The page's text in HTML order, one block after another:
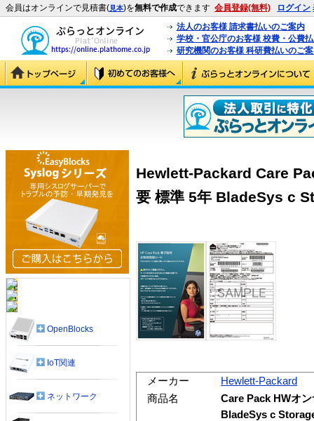
会員はオンラインで見積書(見本)を無料で作成できます 会員登録(無料) ログイン
法人のお客様 請求書払いのご案内
学校・官公庁のお客様 校費・公費
研究機関のお客様 科研費払いのご
Hewlett-Packard Care
要 標準 5年 BladeSys c
メーカー
Hewlett-Packard
商品名
Care Pack HWオ
BladeSys c
OpenBlocks
IoT関連
ネットワーク